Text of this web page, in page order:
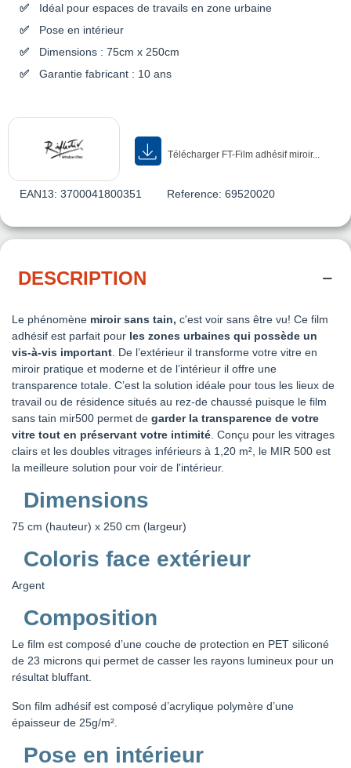
Idéal pour espaces de travails en zone urbaine
Pose en intérieur
Dimensions : 75cm x 250cm
Garantie fabricant : 10 ans
Télécharger FT-Film adhésif miroir...
EAN13: 3700041800351 Reference: 69520020
DESCRIPTION
Le phénomène miroir sans tain, c'est voir sans être vu! Ce film
adhésif est parfait pour les zones urbaines qui possède un
vis-à-vis important . De l’extérieur il transforme votre vitre en
miroir pratique et moderne et de l’intérieur il offre une
transparence totale. C’est la solution idéale pour tous les lieux de
travail ou de résidence situés au rez-de chaussé puisque le film
sans tain mir500 permet de garder la transparence de votre
vitre tout en préservant votre intimité . Conçu pour les vitrages
clairs et les doubles vitrages inférieurs à 1,20 m², le MIR 500 est
la meilleure solution pour voir de l'intérieur.
Dimensions
75 cm (hauteur) x 250 cm (largeur)
Coloris face extérieur
Argent
Composition
Le film est composé d’une couche de protection en PET siliconé
de 23 microns qui permet de casser les rayons lumineux pour un
résultat bluffant.
Son film adhésif est composé d’acrylique polymère d’une
épaisseur de 25g/m².
Pose en intérieur